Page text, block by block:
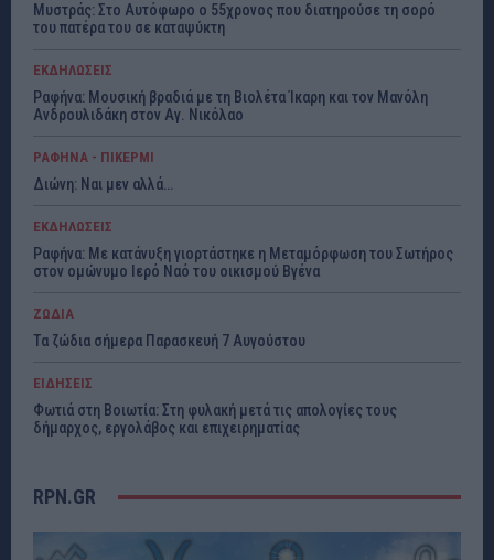
Μυστράς: Στο Αυτόφωρο ο 55χρονος που διατηρούσε τη σορό
του πατέρα του σε καταψύκτη
ΕΚΔΗΛΩΣΕΙΣ
Ραφήνα: Μουσική βραδιά με τη Βιολέτα Ίκαρη και τον Μανόλη
Ανδρουλιδάκη στον Αγ. Νικόλαο
ΡΑΦΗΝΑ - ΠΙΚΕΡΜΙ
Διώνη: Ναι μεν αλλά…
ΕΚΔΗΛΩΣΕΙΣ
Ραφήνα: Με κατάνυξη γιορτάστηκε η Μεταμόρφωση του Σωτήρος
στον ομώνυμο Ιερό Ναό του οικισμού Βγένα
ΖΩΔΙΑ
Τα ζώδια σήμερα Παρασκευή 7 Αυγούστου
ΕΙΔΗΣΕΙΣ
Φωτιά στη Βοιωτία: Στη φυλακή μετά τις απολογίες τους
δήμαρχος, εργολάβος και επιχειρηματίας
RPN.GR